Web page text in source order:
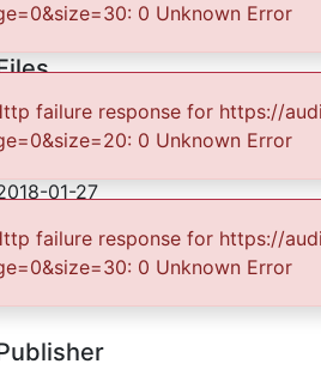
(4.99 MB)
01-27
Vargas, Norman
0 Unknown Error
failure response for https://
0 Unknown Error
failure response for https://
0 Unknown Error